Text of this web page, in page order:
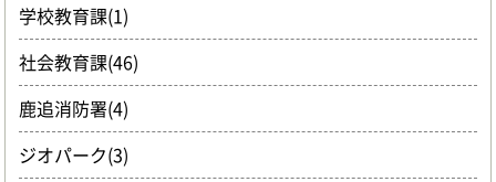
学校教育課(1)
社会教育課(46)
鹿追消防署(4)
ジオパーク(3)